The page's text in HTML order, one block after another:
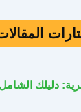
دليلك الشامل